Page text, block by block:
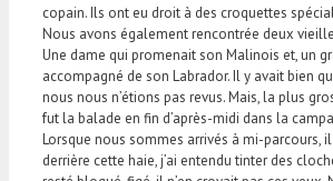
copain. Ils ont eu droit à des croquettes
Nous avons également rencontrée deux
Une dame qui promenait son Malinois et, un
accompagné de son Labrador. Il y avait bien
nous nous n’étions pas revus. Mais, la plus
fut la balade en fin d’après-midi dans la
Lorsque nous sommes arrivés à mi-parcours,
derrière cette haie, j’ai entendu tinter des